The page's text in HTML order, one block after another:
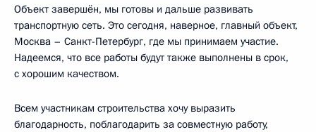
Объект завершён, мы готовы и дальше развивать
транспортную сеть. Это сегодня, наверное, главный объект,
Москва – Санкт-Петербург, где мы принимаем участие.
Надеемся, что все работы будут также выполнены в срок,
с хорошим качеством.
Всем участникам строительства хочу выразить
благодарность, поблагодарить за совместную работу,